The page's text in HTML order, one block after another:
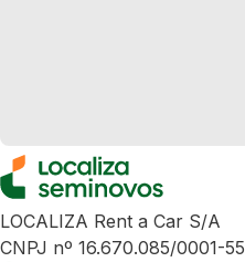
LOCALIZA Rent a Car S/A
CNPJ nº 16.670.085/0001-55